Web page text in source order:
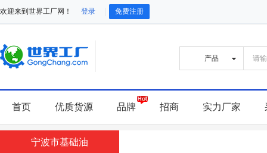
欢迎来到世界工厂网！ 登录 免费注册
首页 优质货源 品牌 招商 实力厂家
宁波市基础油